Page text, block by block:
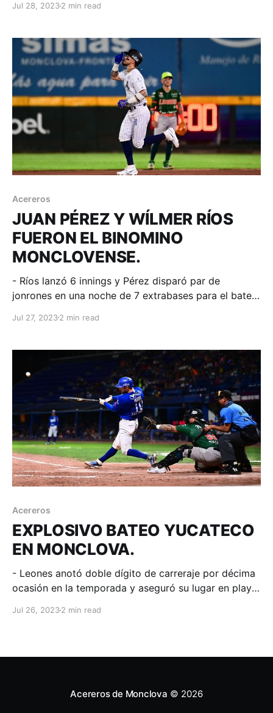
julio de 2023. Acereros-Comunicación. Con el
outs Logan Moore da
Jul 28, 20232 min read
Acereros
JUAN PÉREZ Y WÍLMER RÍOS
FUERON EL BINOMINO
MONCLOVENSE.
- Ríos lanzó 6 innings y Pérez disparó par de
jonrones en una noche de 7 extrabases para el bateo
Monclova, Coahuila; 26 de julio de 2023. Acereros-
fuerte por un lugar en play offs y en
Jul 27, 20232 min read
Acereros
EXPLOSIVO BATEO YUCATECO
EN MONCLOVA.
- Leones anotó doble dígito de carreraje por décima
ocasión en la temporada y aseguró su lugar en play
Monclova, Coahuila; 25 de julio de 2023. Acereros-
Jul 26, 20232 min read
Acereros de Monclova © 2026